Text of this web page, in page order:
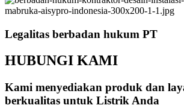
Legalitas berbadan hukum PT
HUBUNGI KAMI
Kami menyediakan produk dan
berkualitas untuk Listrik Anda